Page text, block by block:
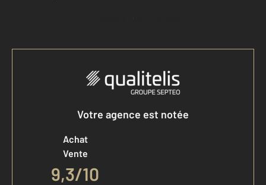
Accéder à mon compte
Votre agence est notée
Achat
Vente
9,3/10